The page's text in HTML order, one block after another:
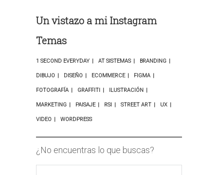
Un vistazo a mi Instagram
Temas
1 SECOND EVERYDAY AT SISTEMAS BRANDING
DIBUJO DISEÑO ECOMMERCE FIGMA
FOTOGRAFÍA GRAFFITI ILUSTRACIÓN
MARKETING PAISAJE RSI STREET ART UX
VIDEO WORDPRESS
¿No encuentras lo que buscas?